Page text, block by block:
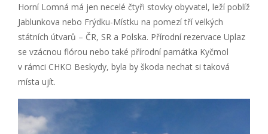
Horní Lomná má jen necelé čtyři stovky obyvatel, leží poblíž
Jablunkova nebo Frýdku-Místku na pomezí tří velkých
státních útvarů – ČR, SR a Polska. Přírodní rezervace Uplaz
se vzácnou flórou nebo také přírodní památka Kyčmol
v rámci CHKO Beskydy, byla by škoda nechat si taková
místa ujít.